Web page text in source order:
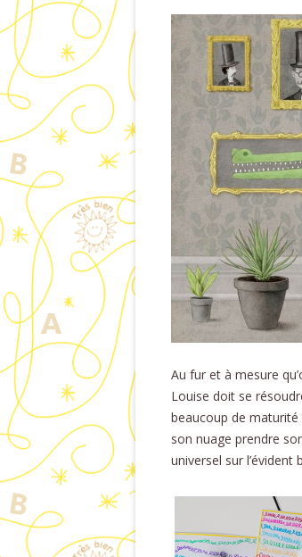
Au fur et à mesure
Louise doit se
beaucoup de
son nuage prendre
universel sur l’évident